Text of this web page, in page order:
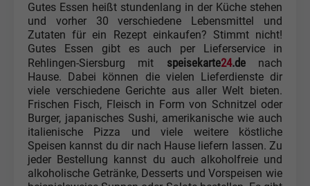
Gutes Essen heißt stundenlang in der Küche stehen
und vorher 30 verschiedene Lebensmittel und
Zutaten für ein Rezept einkaufen? Stimmt nicht!
Gutes Essen gibt es auch per Lieferservice in
Rehlingen-Siersburg mit speisekarte24.denach
Hause. Dabei können die vielen Lieferdienste dir
viele verschiedene Gerichte aus aller Welt bieten.
Frischen Fisch, Fleisch in Form von Schnitzel oder
Burger, japanisches Sushi, amerikanische wie auch
italienische Pizza und viele weitere köstliche
Speisen kannst du dir nach Hause liefern lassen. Zu
jeder Bestellung kannst du auch alkoholfreie und
alkoholische Getränke, Desserts und Vorspeisen wie